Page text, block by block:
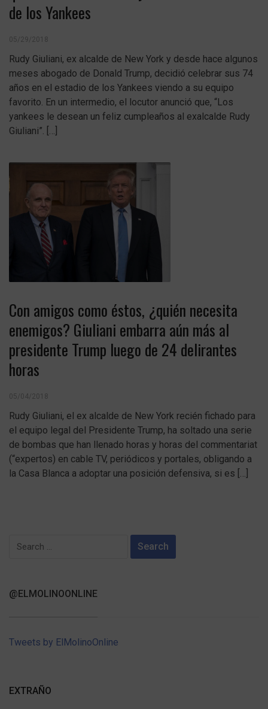
de los Yankees
05/29/2018
Rudy Giuliani, ex alcalde de New York y desde hace algunos
meses abogado de Donald Trump, decidió celebrar sus 74
años en el estadio de los Yankees viendo a su equipo
favorito. En un intermedio, el locutor anunció que, “Los
yankees le desean un feliz cumpleaños al exalcalde Rudy
Giuliani”. […]
Con amigos como éstos, ¿quién necesita
enemigos? Giuliani embarra aún más al
presidente Trump luego de 24 delirantes
horas
05/04/2018
Rudy Giuliani, el ex alcalde de New York recién fichado para
el equipo legal del Presidente Trump, ha soltado una serie
de bombas que han llenado horas y horas del commentariat
(“expertos) en cable TV, periódicos y portales, obligando a
la Casa Blanca a adoptar una posición defensiva, si es […]
Search
@ELMOLINOONLINE
Tweets by ElMolinoOnline
EXTRAÑO